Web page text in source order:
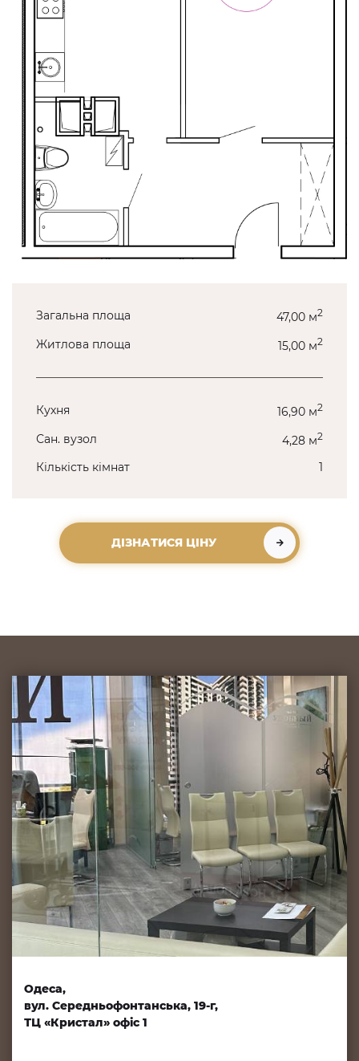
Загальна площа 47,00 м2
Житлова площа 15,00 м2
Кухня 16,90 м2
Сан. вузол 4,28 м2
Кількість кімнат 1
ДІЗНАТИСЯ ЦІНУ
Одеса,
вул. Середньофонтанська, 19-г,
ТЦ «Кристал» офіс 1